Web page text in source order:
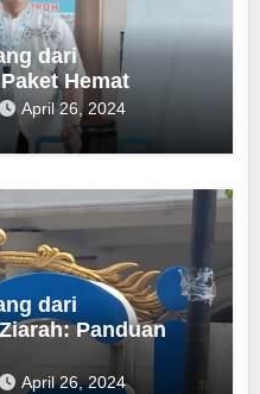
dari
Hemat
April 26, 2024
dari
Panduan
April 26, 2024